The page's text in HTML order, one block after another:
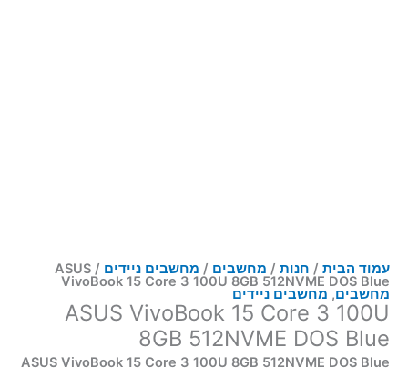
עמוד הבית / חנות / מחשבים / מחשבים ניידים / ASUS
VivoBook 15 Core 3 100U 8GB 512NVME DOS Blue
מחשבים, מחשבים ניידים
ASUS VivoBook 15 Core 3 100U
8GB 512NVME DOS Blue
ASUS VivoBook 15 Core 3 100U 8GB 512NVME DOS Blue